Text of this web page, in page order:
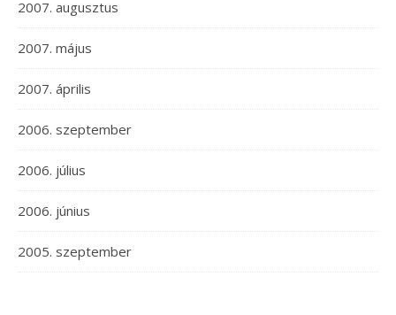
2007. augusztus
2007. május
2007. április
2006. szeptember
2006. július
2006. június
2005. szeptember